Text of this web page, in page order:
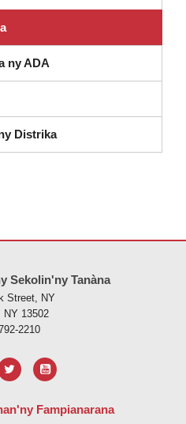
ny ADA
Distrika
Sekolin'ny Tanàna
Street, NY
NY 13502
2210
Fampianarana